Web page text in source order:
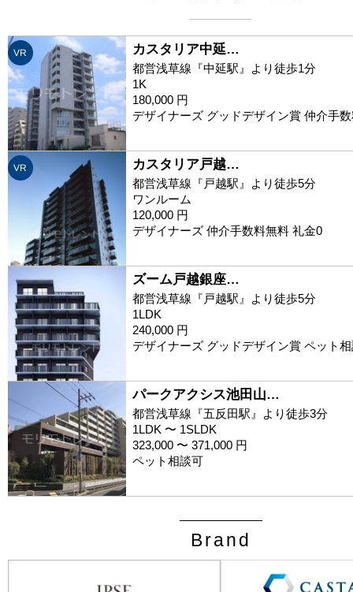
VR カスタリア中延…
都営浅草線『中延駅』より徒歩1分
1K
180,000 円
デザイナーズ グッドデザイン賞 仲介手
VR カスタリア戸越…
都営浅草線『戸越駅』より徒歩5分
ワンルーム
120,000 円
デザイナーズ 仲介手数料無料 礼金0
ズーム戸越銀座…
都営浅草線『戸越駅』より徒歩5分
1LDK
240,000 円
デザイナーズ グッドデザイン賞 ペット
パークアクシス池田山…
都営浅草線『五反田駅』より徒歩3分
1LDK 〜 1SLDK
323,000 〜 371,000 円
ペット相談可
Brand